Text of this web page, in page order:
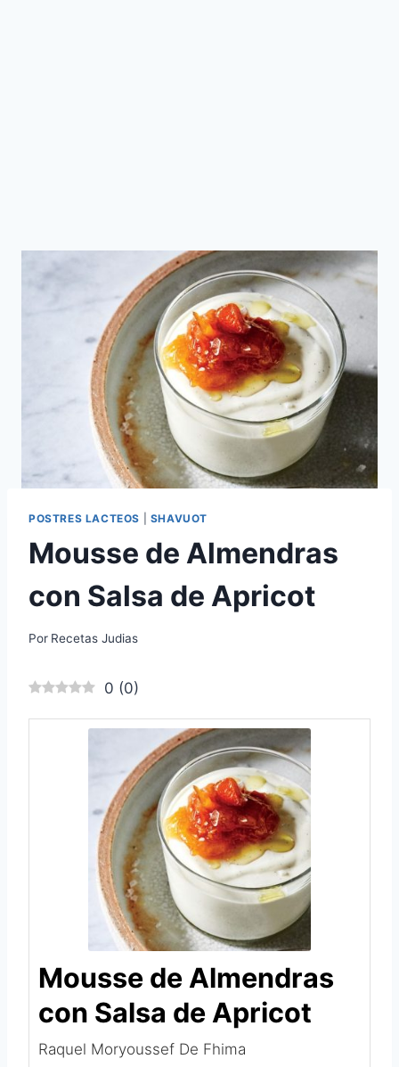
POSTRES LACTEOS SHAVUOT
Mousse de Almendras
con Salsa de Apricot
Por Recetas Judias
0 (0)
Mousse de Almendras
con Salsa de Apricot
Raquel Moryoussef De Fhima